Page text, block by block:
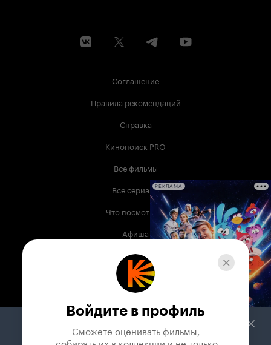
Соглашение
Правила рекомендаций
Справка
Кинопоиск PRO
Все фильмы
Все сериалы
Что посмотреть
Афиша
Музыка
Телепрограмма
Служба поддержки
РЕКЛАМА
Войдите в профиль
Сможете оценивать фильмы,